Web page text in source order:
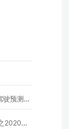
挑战赛
源峰会